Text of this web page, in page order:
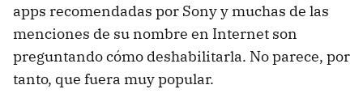
apps recomendadas por Sony y muchas de las
menciones de su nombre en Internet son
preguntando cómo deshabilitarla. No parece, por
tanto, que fuera muy popular.